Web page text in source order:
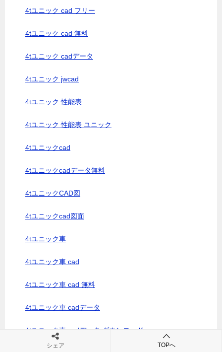
4tユニック cad フリー
4tユニック cad 無料
4tユニック cadデータ
4tユニック jwcad
4tユニック 性能表
4tユニック 性能表 ユニック
4tユニックcad
4tユニックcadデータ無料
4tユニックCAD図
4tユニックcad図面
4tユニック車
4tユニック車 cad
4tユニック車 cad 無料
4tユニック車 cadデータ
4tユニック車 cadデータ ダウンロード
シェア TOPへ